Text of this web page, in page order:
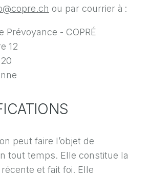
ou par courrier à :
Prévoyance - COPRÉ
12
peut faire l’objet de
tout temps. Elle constitue la
et fait foi. Elle